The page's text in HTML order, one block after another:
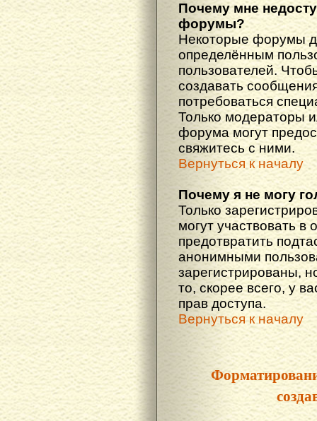
Почему мне
форумы?
Некоторые форумы
определённым
пользователей.
создавать
потребоваться
Только модераторы
форума могут
свяжитесь с ними.
Вернуться к началу
Почему я не могу
Только
могут участвовать в
предотвратить
анонимными
зарегистрированы,
то, скорее всего, у
прав доступа.
Вернуться к началу